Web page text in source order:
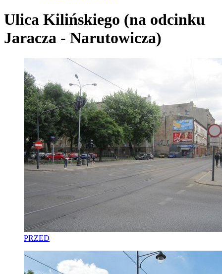
Ulica Kilińskiego (na odcinku
Jaracza - Narutowicza)
PRZED